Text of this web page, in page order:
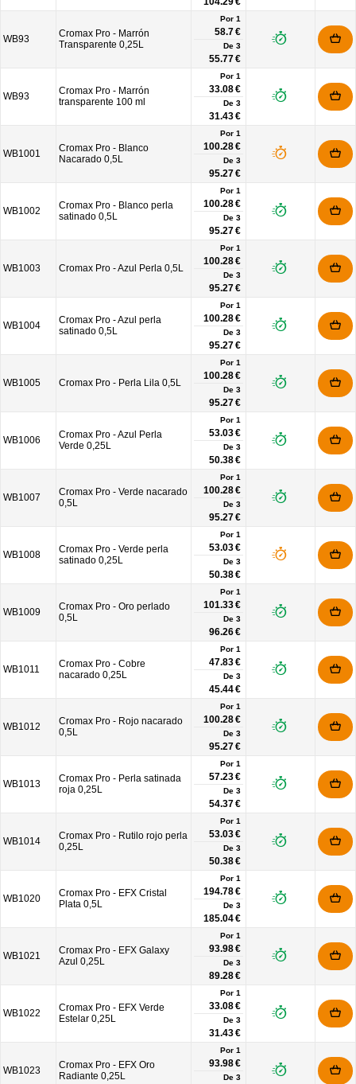
WB93
Cromax Pro - Marrón
Transparente 0,25L
Por 1
58.7 €
De 3
55.77 €
WB93
Cromax Pro - Marrón
transparente 100 ml
Por 1
33.08 €
De 3
31.43 €
WB1001
Cromax Pro - Blanco
Nacarado 0,5L
Por 1
100.28 €
De 3
95.27 €
WB1002
Cromax Pro - Blanco perla
satinado 0,5L
Por 1
100.28 €
De 3
95.27 €
WB1003 Cromax Pro - Azul Perla 0,5L
Por 1
100.28 €
De 3
95.27 €
WB1004
Cromax Pro - Azul perla
satinado 0,5L
Por 1
100.28 €
De 3
95.27 €
WB1005 Cromax Pro - Perla Lila 0,5L
Por 1
100.28 €
De 3
95.27 €
WB1006
Cromax Pro - Azul Perla
Verde 0,25L
Por 1
53.03 €
De 3
50.38 €
WB1007
Cromax Pro - Verde nacarado
0,5L
Por 1
100.28 €
De 3
95.27 €
WB1008
Cromax Pro - Verde perla
satinado 0,25L
Por 1
53.03 €
De 3
50.38 €
WB1009
Cromax Pro - Oro perlado
0,5L
Por 1
101.33 €
De 3
96.26 €
WB1011
Cromax Pro - Cobre
nacarado 0,25L
Por 1
47.83 €
De 3
45.44 €
WB1012
Cromax Pro - Rojo nacarado
0,5L
Por 1
100.28 €
De 3
95.27 €
WB1013
Cromax Pro - Perla satinada
roja 0,25L
Por 1
57.23 €
De 3
54.37 €
WB1014
Cromax Pro - Rutilo rojo perla
0,25L
Por 1
53.03 €
De 3
50.38 €
WB1020
Cromax Pro - EFX Cristal
Plata 0,5L
Por 1
194.78 €
De 3
185.04 €
WB1021
Cromax Pro - EFX Galaxy
Azul 0,25L
Por 1
93.98 €
De 3
89.28 €
WB1022
Cromax Pro - EFX Verde
Estelar 0,25L
Por 1
33.08 €
De 3
31.43 €
WB1023
Cromax Pro - EFX Oro
Radiante 0,25L
Por 1
93.98 €
De 3